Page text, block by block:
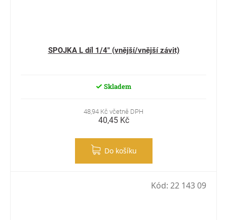
SPOJKA L díl 1/4" (vnější/vnější závit)
Skladem
48,94 Kč včetně DPH
40,45 Kč
Do košíku
Kód: 22 143 09